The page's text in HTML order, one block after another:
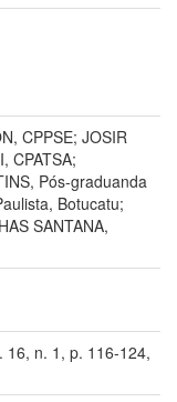
CPPSE; JOSIR
CPATSA;
Pós-graduanda
Botucatu;
SANTANA,
16, n. 1, p. 116-124,